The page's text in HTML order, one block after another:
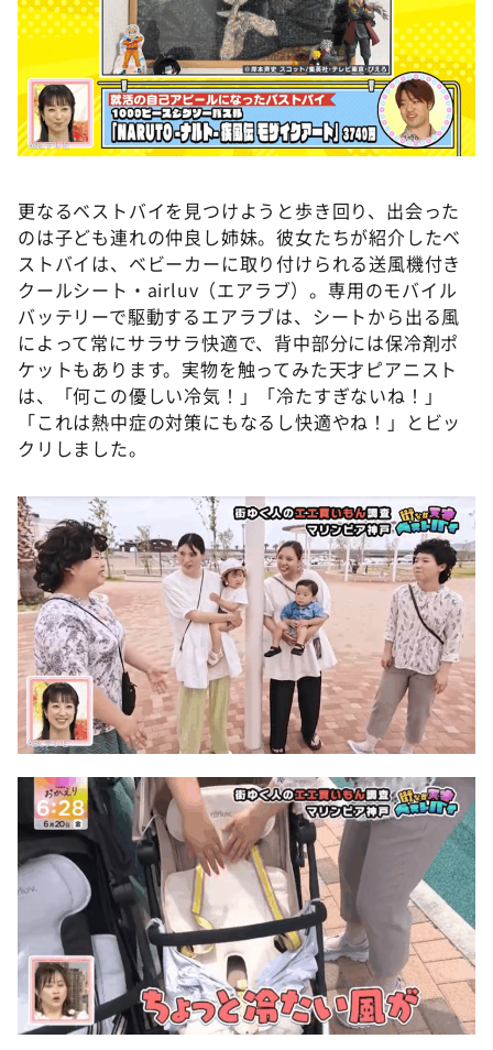
更なるベストバイを見つけようと歩き回り、出会った
のは子ども連れの仲良し姉妹。彼女たちが紹介したベ
ストバイは、ベビーカーに取り付けられる送風機付き
クールシート・airluv（エアラブ）。専用のモバイル
バッテリーで駆動するエアラブは、シートから出る風
によって常にサラサラ快適で、背中部分には保冷剤ポ
ケットもあります。実物を触ってみた天才ピアニスト
は、「何この優しい冷気！」「冷たすぎないね！」
「これは熱中症の対策にもなるし快適やね！」とビッ
クリしました。